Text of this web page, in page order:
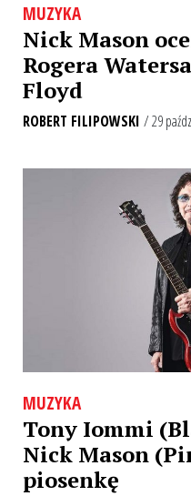
MUZYKA
Nick Mason
Rogera
Floyd
ROBERT FILIPOWSKI / 29
MUZYKA
Tony Iommi
Nick Mason
piosenkę